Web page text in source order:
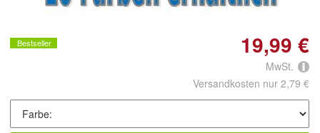
Bestseller 19,99 €
MwSt.
Versandkosten nur 2,79 €